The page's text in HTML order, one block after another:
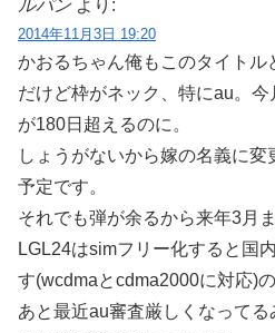
ルパン より:
2014年11月3日 19:20
かおるちゃん俺もこのタイトル
だけど枠がネック、特にau。
が180日超えるのに。
しょうがないから嫁の名義に変
予定です。
それでも弾が余るから来年3月
LGL24はsimフリー化すると国
す(wcdmaとcdma2000に対応)
あと最近au審査厳しくなって